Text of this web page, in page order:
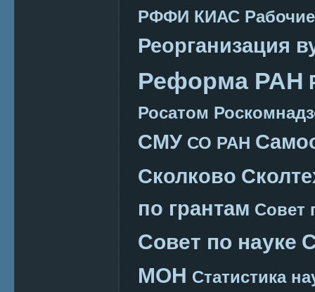
РФФИ КИАС
Реорганизация
Реформа РАН
Росатом
СМУ СО РАН
Сколково
по грантам Совет
Совет по науке
МОН Статистика